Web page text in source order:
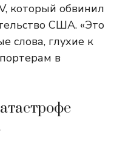
который обвинил
США. «Это
слова, глухие к
в